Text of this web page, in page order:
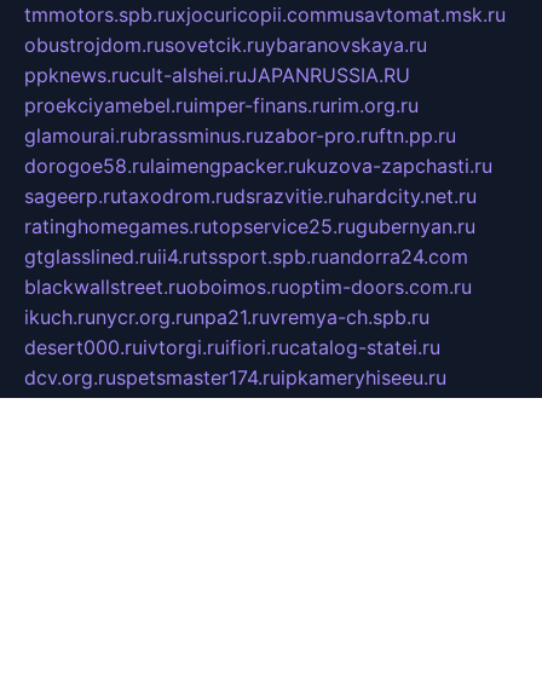
tmmotors.spb.ruxjocuricopii.commusavtomat.msk.ru
obustrojdom.rusovetcik.ruybaranovskaya.ru
ppknews.rucult-alshei.ruJAPANRUSSIA.RU
proekciyamebel.ruimper-finans.rurim.org.ru
glamourai.rubrassminus.ruzabor-pro.ruftn.pp.ru
dorogoe58.rulaimengpacker.rukuzova-zapchasti.ru
sageerp.rutaxodrom.rudsrazvitie.ruhardcity.net.ru
ratinghomegames.rutopservice25.rugubernyan.ru
gtglasslined.ruii4.rutssport.spb.ruandorra24.com
blackwallstreet.ruoboimos.ruoptim-doors.com.ru
ikuch.runycr.org.runpa21.ruvremya-ch.spb.ru
desert000.ruivtorgi.ruifiori.rucatalog-statei.ru
dcv.org.ruspetsmaster174.ruipkameryhiseeu.ru